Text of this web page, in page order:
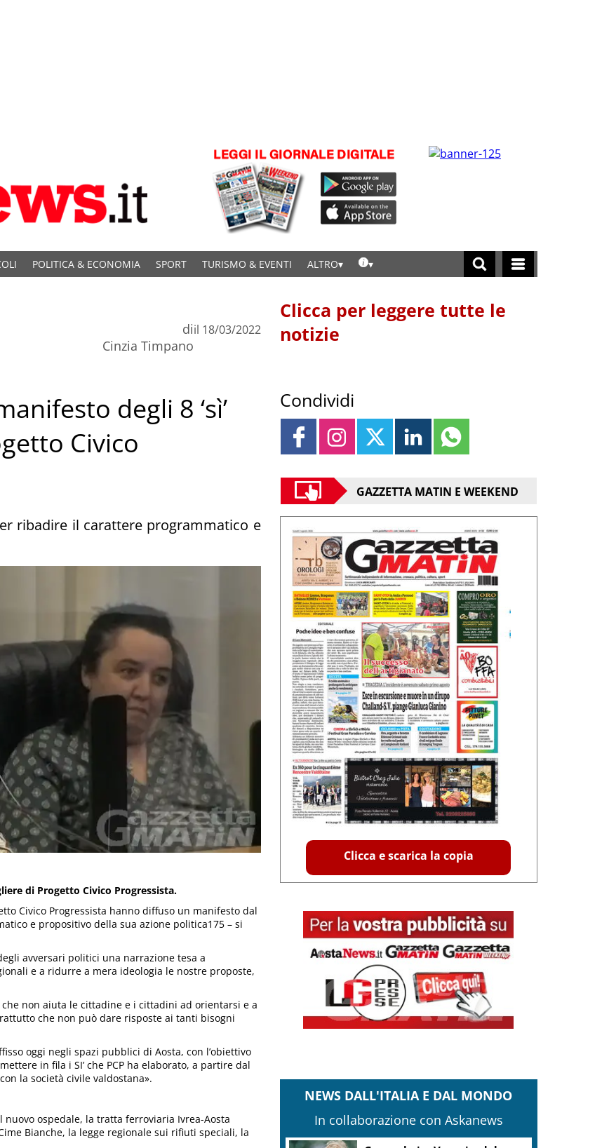
POLITICA & ECONOMIA SPORT TURISMO & EVENTI ALTRO
di
Cinzia Timpano
il 18/03/2022
degli 8 ‘sì’
Civico
ribadire il carattere programmatico e
di Progetto Civico Progressista.
Civico Progressista hanno diffuso un manifesto dal
e propositivo della sua azione politica175 – si
avversari politici una narrazione tesa a
e a ridurre a mera ideologia le nostre proposte,
non aiuta le cittadine e i cittadini ad orientarsi e a
che non può dare risposte ai tanti bisogni
oggi negli spazi pubblici di Aosta, con l’obiettivo
in fila i SI’ che PCP ha elaborato, a partire dal
la società civile valdostana».
ospedale, la tratta ferroviaria Ivrea-Aosta
Bianche, la legge regionale sui rifiuti speciali, la
Clicca per leggere tutte le
notizie
Condividi
GAZZETTA MATIN E WEEKEND
Clicca e scarica la copia
NEWS DALL'ITALIA E DAL MONDO
In collaborazione con Askanews